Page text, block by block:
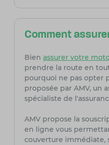
Comment
Bien assurer votre
prendre la route en
pourquoi ne pas opter
proposée par AMV, un
spécialiste de
AMV propose la
en ligne vous
couverture immédiate,